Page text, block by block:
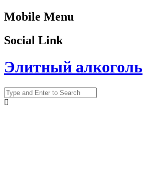
Mobile Menu
Social Link
Элитный алкоголь